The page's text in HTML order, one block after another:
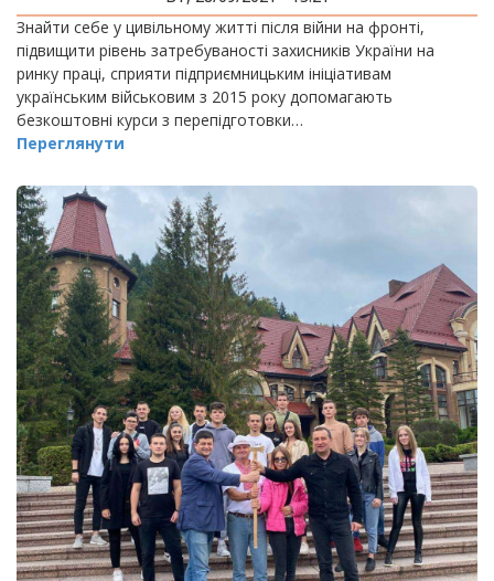
Знайти себе у цивільному житті після війни на фронті,
підвищити рівень затребуваності захисників України на
ринку праці, сприяти підприємницьким ініціативам
українським військовим з 2015 року допомагають
безкоштовні курси з перепідготовки…
Переглянути